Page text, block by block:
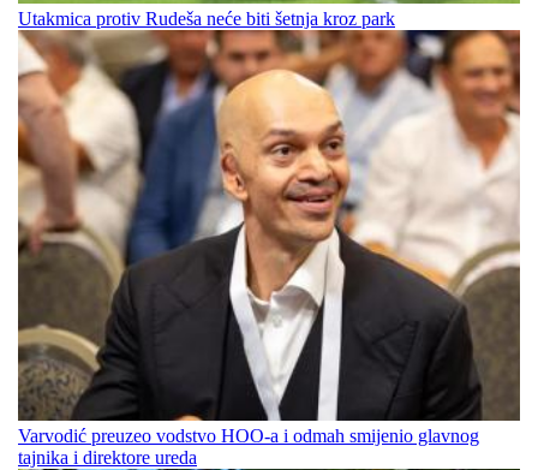
Utakmica protiv Rudeša neće biti šetnja kroz park
Varvodić preuzeo vodstvo HOO-a i odmah smijenio glavnog
tajnika i direktore ureda